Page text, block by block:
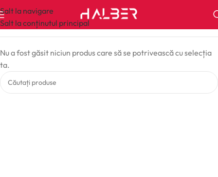
Salt la navigare
Salt la conținutul principal
Nu a fost găsit niciun produs care să se potrivească cu selecția
ta.